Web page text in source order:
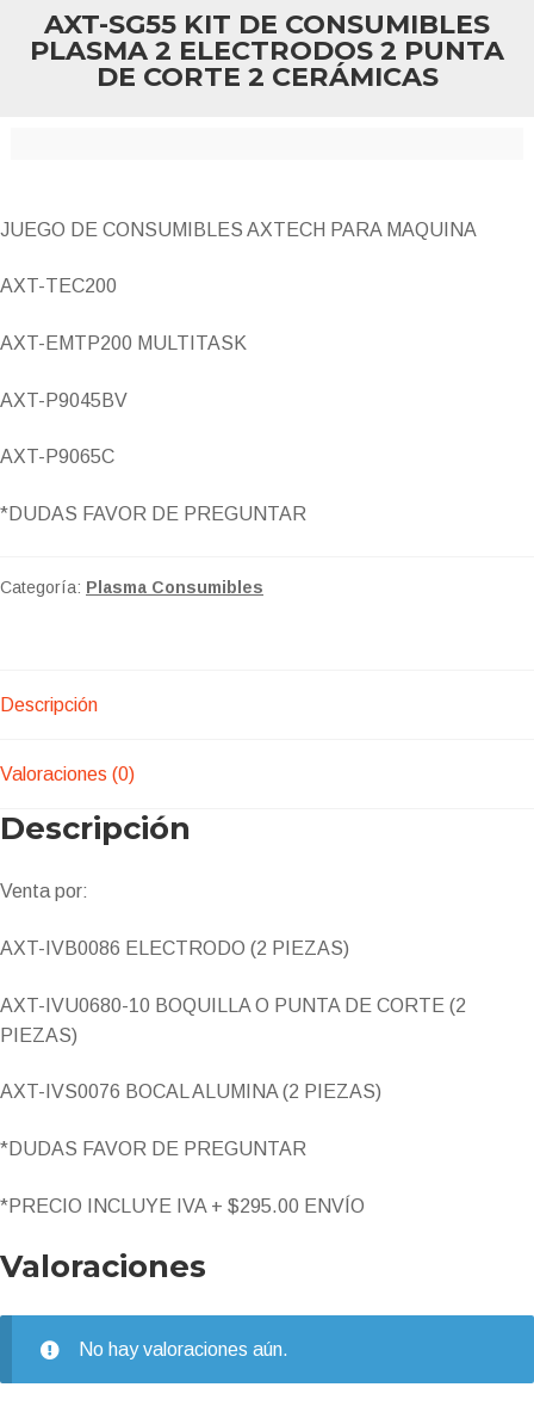
AXT-SG55 KIT DE CONSUMIBLES
PLASMA 2 ELECTRODOS 2 PUNTA
DE CORTE 2 CERÁMICAS
JUEGO DE CONSUMIBLES AXTECH PARA MAQUINA
AXT-TEC200
AXT-EMTP200 MULTITASK
AXT-P9045BV
AXT-P9065C
*DUDAS FAVOR DE PREGUNTAR
Categoría: Plasma Consumibles
Descripción
Valoraciones (0)
Descripción
Venta por:
AXT-IVB0086 ELECTRODO (2 PIEZAS)
AXT-IVU0680-10 BOQUILLA O PUNTA DE CORTE (2
PIEZAS)
AXT-IVS0076 BOCAL ALUMINA (2 PIEZAS)
*DUDAS FAVOR DE PREGUNTAR
*PRECIO INCLUYE IVA + $295.00 ENVÍO
Valoraciones
No hay valoraciones aún.